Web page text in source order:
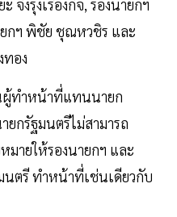
จึงรุ่งเรืองกิจ, รองนายกฯ
กฯ พิชัย ชุณหวชิร และ
ทอง
ผู้ทำหน้าที่แทนนายก
กรัฐมนตรีไม่สามารถ
ายให้รองนายกฯ และ
นตรี ทำหน้าที่เช่นเดียวกับ